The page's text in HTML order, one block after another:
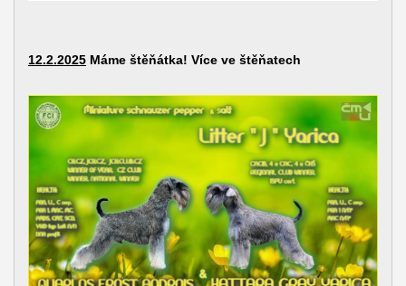
12.2.2025Máme štěňátka! Více ve štěňatech